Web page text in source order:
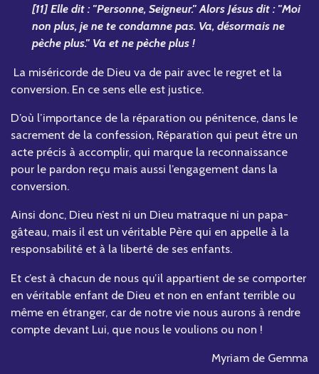
[11] Elle dit : "Personne, Seigneur." Alors Jésus dit : "Moi
non plus, je ne te condamne pas. Va, désormais ne
pèche plus." Va et ne pèche plus !
La miséricorde de Dieu va de pair avec le regret et la
conversion. En ce sens elle est justice.
D’où l’importance de la réparation ou pénitence, dans le
sacrement de la confession, Réparation qui peut être un
acte précis à accomplir, qui marque la reconnaissance
pour le pardon reçu mais aussi l’engagement dans la
conversion.
Ainsi donc, Dieu n’est ni un Dieu matraque ni un papa-
gâteau, mais il est un véritable Père qui en appelle à la
responsabilité et à la liberté de ses enfants.
Et c’est à chacun de nous qu’il appartient de se comporter
en véritable enfant de Dieu et non en enfant terrible ou
même en étranger, car de notre vie nous aurons à rendre
compte devant Lui, que nous le voulions ou non !
Myriam de Gemma